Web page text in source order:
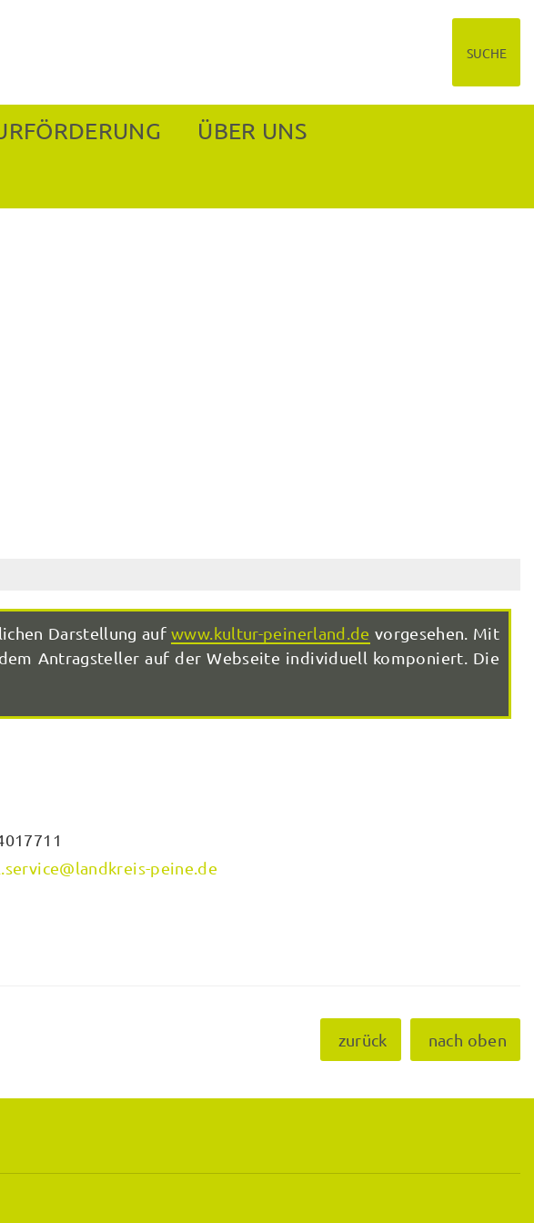
SUCHE
ÜBER UNS
Darstellung aufwww.kultur-peinerland.de vorgesehen. Mit
Antragsteller auf der Webseite individuell komponiert. Die
peine.de
zurück nach oben